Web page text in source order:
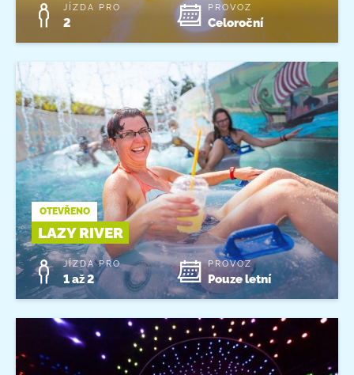
JÍZDA PRO
2
PROVOZ
Celoroční
OTEVŘENO
LAZY RIVER
JÍZDA PRO
1 až 2
PROVOZ
Pouze letní